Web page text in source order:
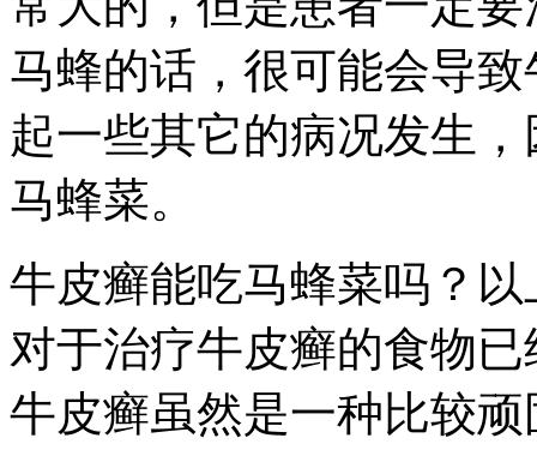
马蜂的话，很可能会导
起一些其它的病况发生
马蜂菜。
牛皮癣能吃马蜂菜吗？
对于治疗牛皮癣的食物
牛皮癣虽然是一种比较